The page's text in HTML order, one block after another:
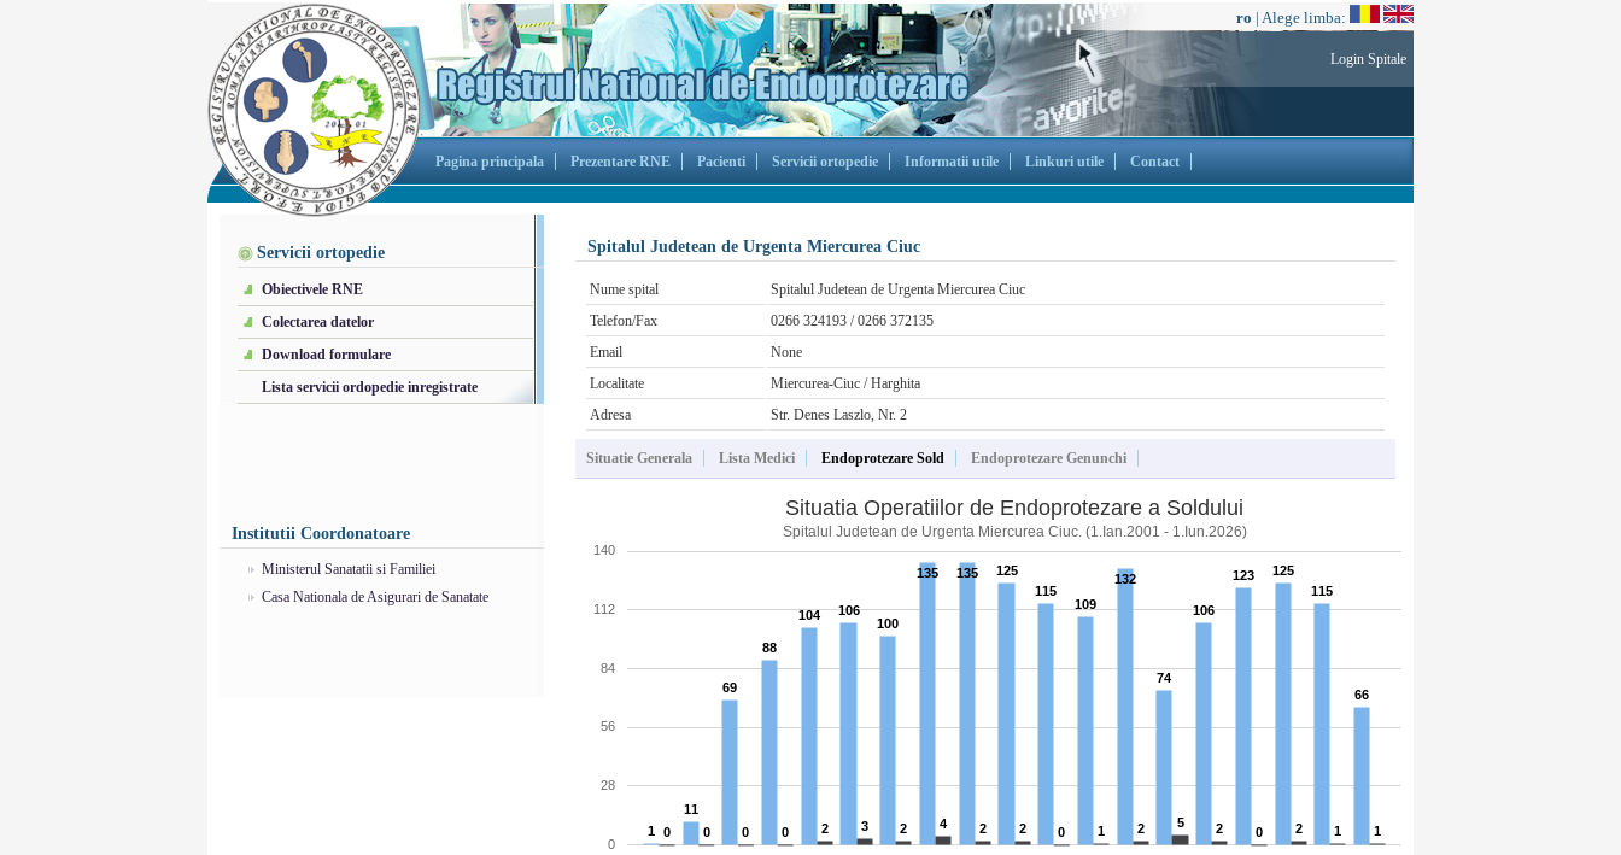
ro | Alege limba:
Login Spitale
Pagina principala Prezentare RNE Pacienti Servicii ortopedie Informatii utile Linkuri utile Contact
Servicii ortopedie
Obiectivele RNE
Colectarea datelor
Download formulare
Lista servicii ordopedie inregistrate
Institutii Coordonatoare
Ministerul Sanatatii si Familiei
Casa Nationala de Asigurari de Sanatate
Spitalul Judetean de Urgenta Miercurea Ciuc
Nume spital
Spitalul Judetean de Urgenta Miercurea Ciuc
Telefon/Fax
0266 324193 / 0266 372135
Email
None
Localitate
Miercurea-Ciuc / Harghita
Adresa
Str. Denes Laszlo, Nr. 2
Situatie Generala Lista Medici Endoprotezare Sold Endoprotezare Genunchi
0
28
56
84
112
140
1
11
69
88
104
106
100
135 135
125
115
109
132
74
106
123
125
115
66
0 0 0 0 2 3 2 4 2 2 0 1 2 5 2 0 2 1 1
Situatia Operatiilor de Endoprotezare a Soldului
Spitalul Judetean de Urgenta Miercurea Ciuc. (1.Ian.2001 - 1.Iun.2026)